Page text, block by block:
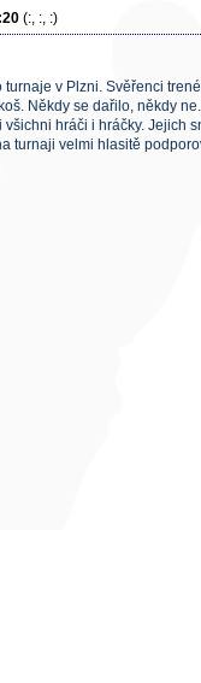
(:, :, :)
v Plzni. Svěřenci
Někdy se dařilo, někdy
hráči i hráčky. Jejich
turnaji velmi hlasitě